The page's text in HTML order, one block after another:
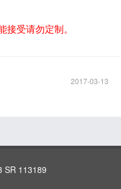
受请勿定制。
2017-03-13
SR 113189